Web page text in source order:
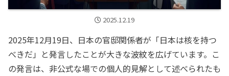
2025.12.19
2025年12月19日、日本の官邸関係者が「日本は核を持つ
べきだ」と発言したことが大きな波紋を広げています。こ
の発言は、非公式な場での個人的見解として述べられたも